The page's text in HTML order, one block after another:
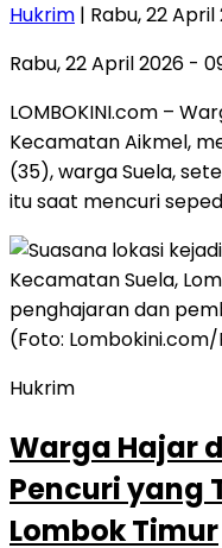
Hukrim | Rabu, 22 April
Rabu, 22 April 2026 -
LOMBOKINI.com –
Kecamatan Aikmel,
(35), warga Suela,
itu saat mencuri
Hukrim
Warga Hajar
Pencuri yang
Lombok Timur